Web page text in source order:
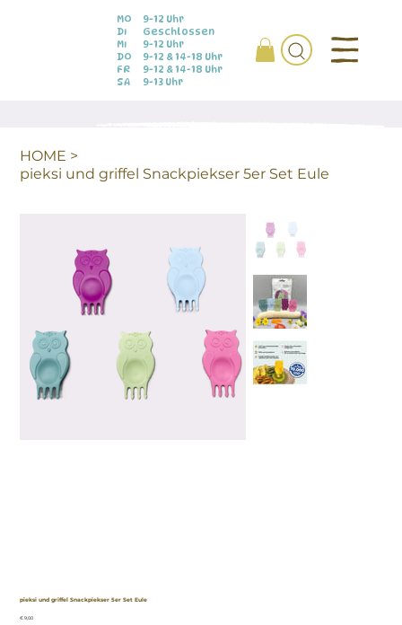
MO
DI
MI
DO
FR
SA
9-12 Uhr
Geschlossen
9-12 Uhr
9-12 & 14-18 Uhr
9-12 & 14-18 Uhr
9-13 Uhr
HOME >
pieksi und griffel Snackpiekser 5er Set Eule
pieksi und griffel Snackpiekser 5er Set Eule
Preis
€ 9,00